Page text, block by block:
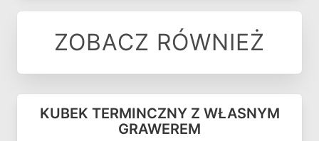
ZOBACZ RÓWNIEŻ
KUBEK TERMINCZNY Z WŁASNYM
GRAWEREM